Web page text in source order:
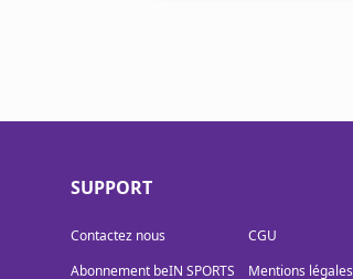
SUPPORT
Contactez nous
Abonnement beIN SPORTS
CGU
Mentions légales